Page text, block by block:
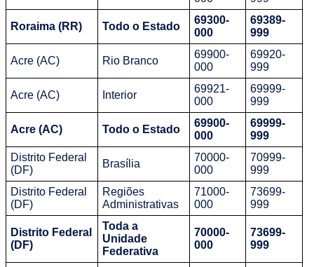
Roraima (RR) Todo o Estado
69300-
000
69389-
999
Acre (AC) Rio Branco
69900-
000
69920-
999
Acre (AC) Interior
69921-
000
69999-
999
Acre (AC) Todo o Estado
69900-
000
69999-
999
Distrito Federal
(DF)
Brasília
70000-
000
70999-
999
Distrito Federal
(DF)
Regiões
Administrativas
71000-
000
73699-
999
Distrito Federal
(DF)
Toda a
Unidade
Federativa
70000-
000
73699-
999